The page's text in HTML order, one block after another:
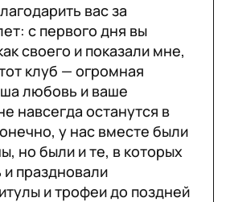
вас за
с первого дня вы
своего и показали мне,
клуб — огромная
любовь и ваше
навсегда останутся в
у нас вместе были
но были и те, в которых
праздновали
и трофеи до поздней